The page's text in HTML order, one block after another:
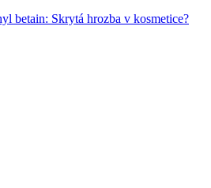
betain: Skrytá hrozba v kosmetice?